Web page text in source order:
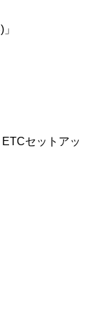
セットアッ